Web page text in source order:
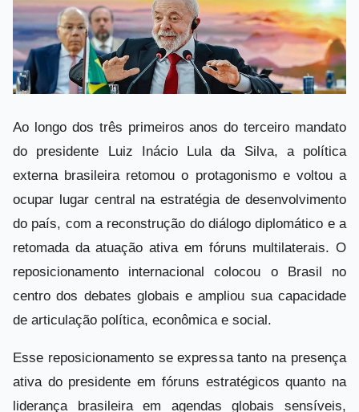
Ao longo dos três primeiros anos do terceiro mandato
do presidente Luiz Inácio Lula da Silva, a política
externa brasileira retomou o protagonismo e voltou a
ocupar lugar central na estratégia de desenvolvimento
do país, com a reconstrução do diálogo diplomático e a
retomada da atuação ativa em fóruns multilaterais. O
reposicionamento internacional colocou o Brasil no
centro dos debates globais e ampliou sua capacidade
de articulação política, econômica e social.
Esse reposicionamento se expressa tanto na presença
ativa do presidente em fóruns estratégicos quanto na
liderança brasileira em agendas globais sensíveis,